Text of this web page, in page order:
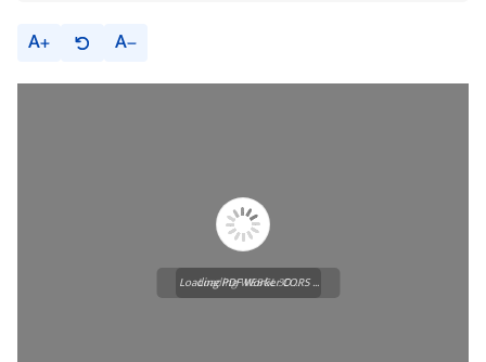
A A
Loading WEBGL 3D ...
Loading PDF Worker CORS ...